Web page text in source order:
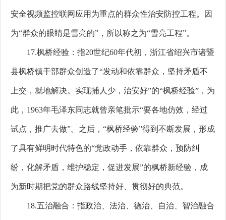
安全视频监控联网应用为重点的群众性治安防控工程。因
为“群众的眼睛是雪亮的”，所以称之为“雪亮工程”。
17.枫桥经验：指20世纪60年代初，浙江省绍兴市诸暨
县枫桥镇干部群众创造了“发动和依靠群众，坚持矛盾不
上交，就地解决。实现捕人少，治安好”的“枫桥经验”，为
此，1963年毛泽东同志就曾亲笔批示“要各地仿效，经过
试点，推广去做”。之后，“枫桥经验”得到不断发展，形成
了具有鲜明时代特色的“党政动手，依靠群众，预防纠
纷，化解矛盾，维护稳定，促进发展”的枫桥新经验，成
为新时期把党的群众路线坚持好、贯彻好的典范。
18.五治融合：指政治、法治、德治、自治、智治融合